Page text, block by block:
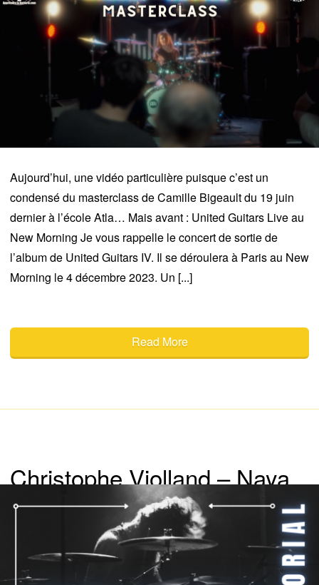
Aujourd’hui, une vidéo particulière puisque c’est un
condensé du masterclass de Camille Bigeault du 19 juin
dernier à l’école Atla… Mais avant : United Guitars Live au
New Morning Je vous rappelle le concert de sortie de
l’album de United Guitars IV. Il se déroulera à Paris au New
Morning le 4 décembre 2023. Un [...]
Read More
Christophe Violland – Naya